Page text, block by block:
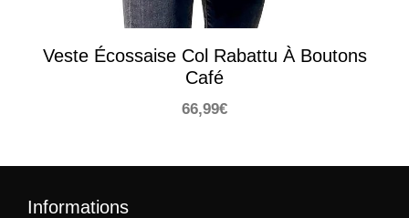
Veste Écossaise Col Rabattu À Boutons
Café
66,99€
Informations